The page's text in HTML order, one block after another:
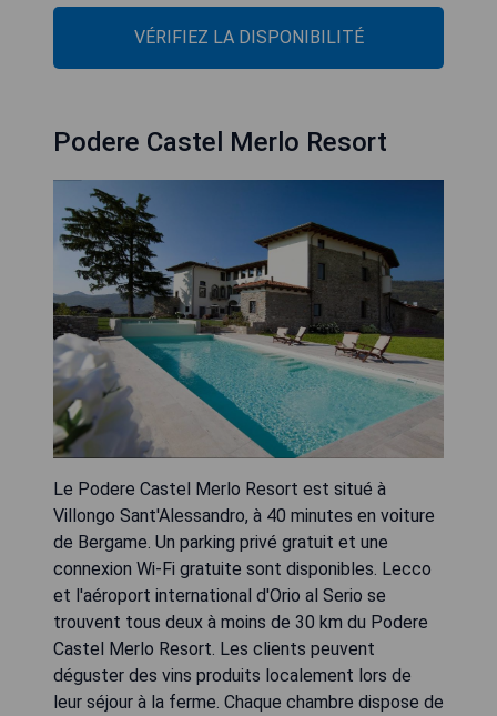
VÉRIFIEZ LA DISPONIBILITÉ
Podere Castel Merlo Resort
Le Podere Castel Merlo Resort est situé à
Villongo Sant'Alessandro, à 40 minutes en voiture
de Bergame. Un parking privé gratuit et une
connexion Wi-Fi gratuite sont disponibles. Lecco
et l'aéroport international d'Orio al Serio se
trouvent tous deux à moins de 30 km du Podere
Castel Merlo Resort. Les clients peuvent
déguster des vins produits localement lors de
leur séjour à la ferme. Chaque chambre dispose de